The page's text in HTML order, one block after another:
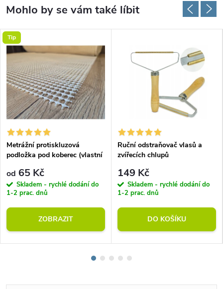
Tip
Metrážní protiskluzová
podložka pod koberec (vlastní
od 65 Kč
Skladem - rychlé dodání do
1-2 prac. dnů
ZOBRAZIT
Ruční odstraňovač vlasů a
zvířecích chlupů
149 Kč
Skladem - rychlé dodání do
1-2 prac. dnů
DO KOŠÍKU